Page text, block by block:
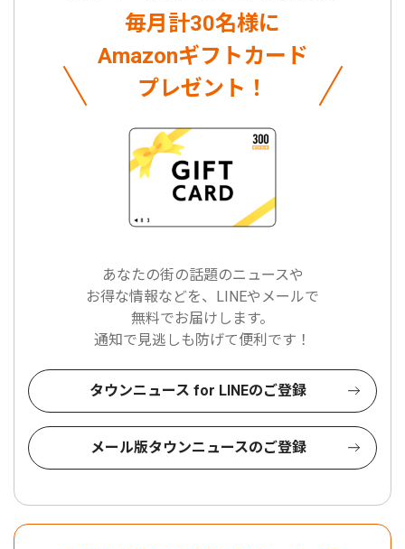
毎月計30名様に
Amazonギフトカード
プレゼント！
あなたの街の話題のニュースや
お得な情報などを、LINEやメールで
無料でお届けします。
通知で見逃しも防げて便利です！
タウンニュース for LINEのご登録
メール版タウンニュースのご登録